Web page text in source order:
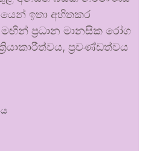
ඉතා අහිතකර
ප්‍රධාන මානසික රෝග
ප්‍රචණ්ඩත්වය